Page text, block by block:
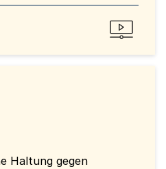
Haltung gegen